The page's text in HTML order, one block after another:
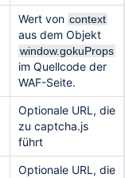
Wert von context
aus dem Objekt
window.gokuProps
im Quellcode der
WAF-Seite.
Optionale URL, die
zu captcha.js
führt
Optionale URL, die